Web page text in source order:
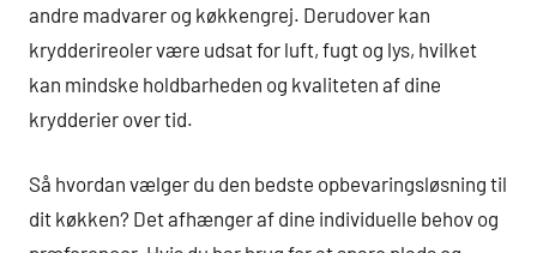
andre madvarer og køkkengrej. Derudover kan
krydderireoler være udsat for luft, fugt og lys, hvilket
kan mindske holdbarheden og kvaliteten af dine
krydderier over tid.
Så hvordan vælger du den bedste opbevaringsløsning til
dit køkken? Det afhænger af dine individuelle behov og